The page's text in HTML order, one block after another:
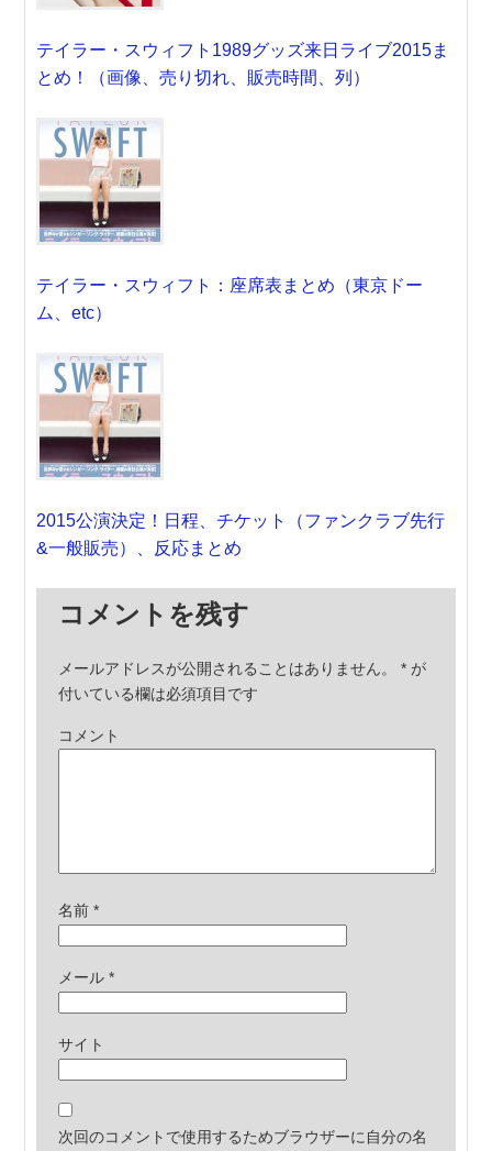
テイラー・スウィフト1989グッズ来日ライブ2015ま
とめ！（画像、売り切れ、販売時間、列）
テイラー・スウィフト：座席表まとめ（東京ドー
ム、etc）
2015公演決定！日程、チケット（ファンクラブ先行
&一般販売）、反応まとめ
コメントを残す
メールアドレスが公開されることはありません。 * が
付いている欄は必須項目です
コメント
名前*
メール*
サイト
次回のコメントで使用するためブラウザーに自分の名